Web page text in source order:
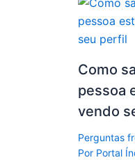
Como
pessoa
vendo
Perguntas
Por Portal